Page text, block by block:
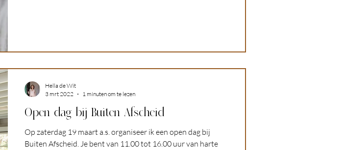
Open dag bij Buiten Afscheid
Op zaterdag 19 maart a.s. organiseer ik een open dag bij
Buiten Afscheid. Je bent van 11.00 tot 16.00 uur van harte
Hella de Wit
3 mrt 2022
1 minuten om te lezen